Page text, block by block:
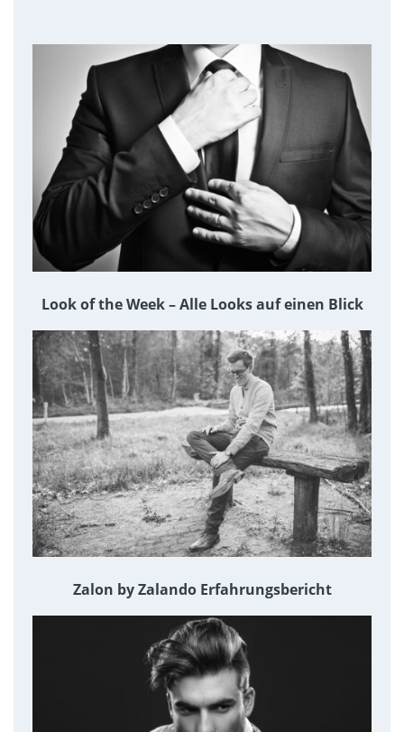
Look of the Week – Alle Looks auf einen Blick
Zalon by Zalando Erfahrungsbericht